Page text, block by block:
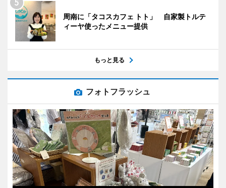
周南に「タコスカフェ トト」 自家製トルテ
ィーヤ使ったメニュー提供
もっと見る
フォトフラッシュ